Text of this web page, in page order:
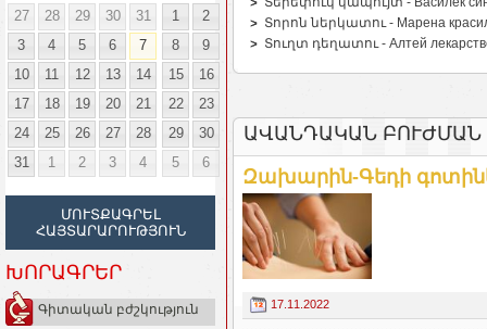
27
28 29 30 31 1
2
3
4 5 6 7 8
9
10
11 12 13 14 15
16
17
18 19 20 21 22
23
24
25 26 27 28 29
30
31
1 2 3 4 5 6
ՄՈՒՏՔԱԳՐԵԼ
ՀԱՅՏԱՐԱՐՈՒԹՅՈՒՆ
ԽՈՐԱԳՐԵՐ
Գիտական բժշկություն
Տորոն ներկատու - Марена
Տուղտ դեղատու - Алтей
ԱՎԱՆԴԱԿԱՆ ԲՈՒԺՄԱՆ
Զախարին-Գեդի
17.11.2022